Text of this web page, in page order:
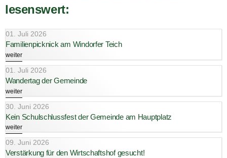
lesenswert:
01. Juli 2026
Familienpicknick am Windorfer Teich
weiter
01. Juli 2026
Wandertag der Gemeinde
weiter
30. Juni 2026
Kein Schulschlussfest der Gemeinde am Hauptplatz
weiter
09. Juni 2026
Verstärkung für den Wirtschaftshof gesucht!